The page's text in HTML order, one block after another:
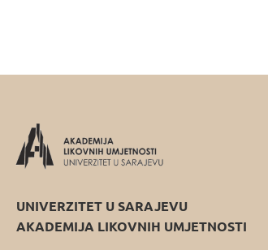
UNIVERZITET U SARAJEVU
AKADEMIJA LIKOVNIH UMJETNOSTI